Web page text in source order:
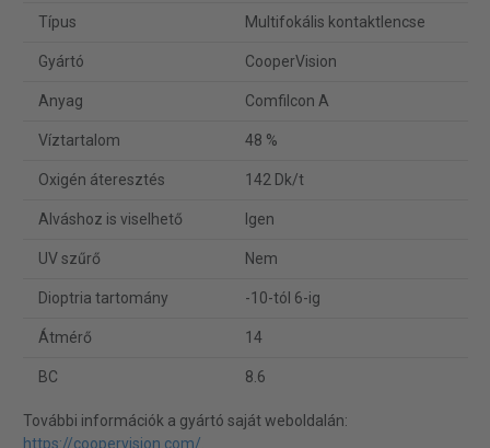
Típus Multifokális kontaktlencse
Gyártó CooperVision
Anyag Comfilcon A
Víztartalom 48 %
Oxigén áteresztés 142 Dk/t
Alváshoz is viselhető Igen
UV szűrő Nem
Dioptria tartomány -10-tól 6-ig
Átmérő 14
BC 8.6
További információk a gyártó saját weboldalán:
https://coopervision.com/.